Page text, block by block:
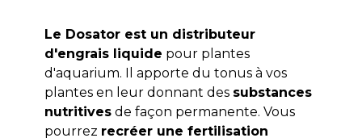
Le Dosator est un distributeur
d'engrais liquide pour plantes
d'aquarium. Il apporte du tonus à vos
plantes en leur donnant des substances
nutritivesde façon permanente. Vous
pourrez recréer une fertilisation